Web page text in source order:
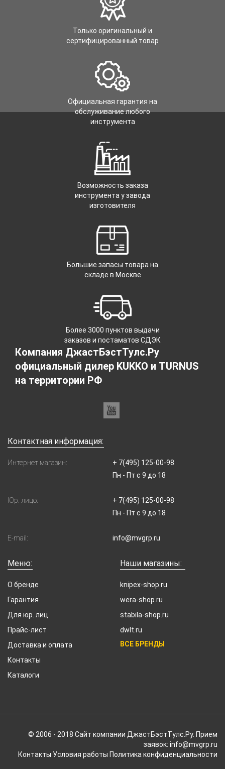
Только оригинальный и
сертифицированный товар
Официальная гарантия на
обслуживание любого
инструмента
Возможность заказа
инструмента у завода
изготовителя
Большие запасы товара на
складе в Москве
Более 3000 пунктов выдачи
заказов и постаматов СДЭК
Компания ДжастБэстТулс.Ру
официальный дилер KUKKO и TURNUS
на территории РФ
Контактная информация:
Интернет магазин:
+ 7(495) 125-00-98
Пн - Пт с 9 до 18
Юр. лицо:
+ 7(495) 125-00-98
Пн - Пт с 9 до 18
E-mail: info@mvgrp.ru
Меню:
О бренде
Гарантия
Для юр. лиц
Прайс-лист
Доставка и оплата
Контакты
Каталоги
Наши магазины:
knipex-shop.ru
wera-shop.ru
stabila-shop.ru
dwlt.ru
ВСЕ БРЕНДЫ
© 2006 - 2018 Cайт компании ДжастБэстТулс.Ру. Прием
заявок: info@mvgrp.ru
Контакты Условия работы Политика конфиденциальности